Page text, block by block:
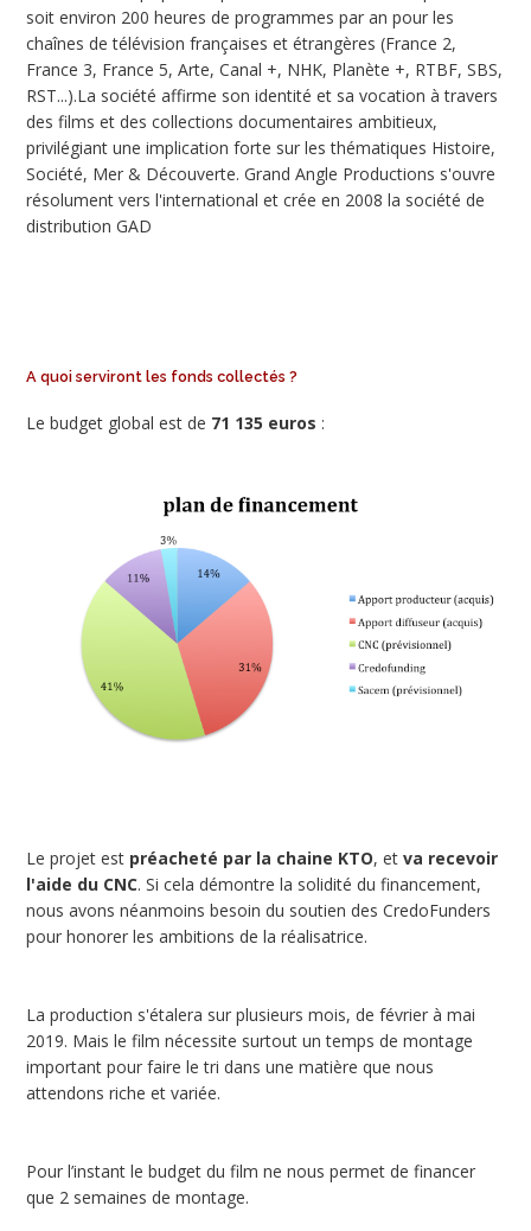
soit environ 200 heures de programmes par an pour les
chaînes de télévision françaises et étrangères (France 2,
France 3, France 5, Arte, Canal +, NHK, Planète +, RTBF, SBS,
RST...).La société affirme son identité et sa vocation à travers
des films et des collections documentaires ambitieux,
privilégiant une implication forte sur les thématiques Histoire,
Société, Mer & Découverte. Grand Angle Productions s'ouvre
résolument vers l'international et crée en 2008 la société de
distribution GAD
A quoi serviront les fonds collectés ?
Le budget global est de 71 135 euros :
Le projet est préacheté par la chaine KTO, et va recevoir
l'aide du CNC. Si cela démontre la solidité du financement,
nous avons néanmoins besoin du soutien des CredoFunders
pour honorer les ambitions de la réalisatrice.
La production s'étalera sur plusieurs mois, de février à mai
2019. Mais le film nécessite surtout un temps de montage
important pour faire le tri dans une matière que nous
attendons riche et variée.
Pour l’instant le budget du film ne nous permet de financer
que 2 semaines de montage.